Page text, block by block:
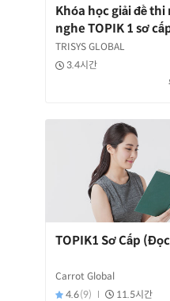
Khóa học giải đề thi
nghe TOPIK 1 sơ
TRISYS GLOBAL
3.4시간
TOPIK1 Sơ Cấp
Carrot Global
4.6(9) 11.5시간